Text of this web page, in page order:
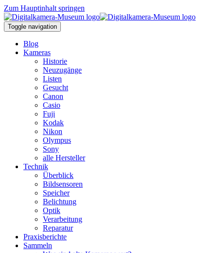
Zum Hauptinhalt springen
Toggle navigation
Blog
Kameras
Historie
Neuzugänge
Listen
Gesucht
Canon
Casio
Fuji
Kodak
Nikon
Olympus
Sony
alle Hersteller
Technik
Überblick
Bildsensoren
Speicher
Belichtung
Optik
Verarbeitung
Reparatur
Praxisberichte
Sammeln